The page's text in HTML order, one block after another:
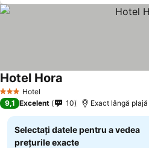
3 SteleHotel
Hotel Hora
9,1 Excelent 10 Exact lângă plajă
Selectați datele pentru a vedea
prețurile exacte